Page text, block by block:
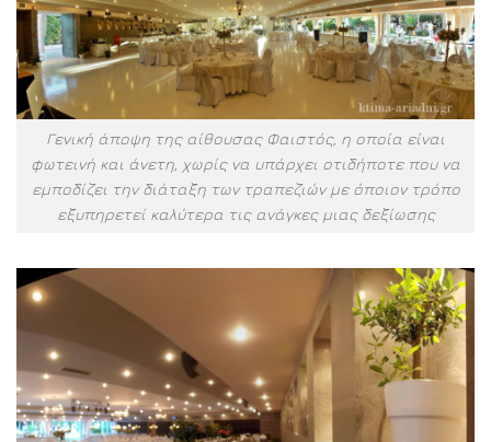
Γενική άποψη της αίθουσας Φαιστός, η οποία είναι
φωτεινή και άνετη, χωρίς να υπάρχει οτιδήποτε που να
εμποδίζει την διάταξη των τραπεζιών με όποιον τρόπο
εξυπηρετεί καλύτερα τις ανάγκες μιας δεξίωσης